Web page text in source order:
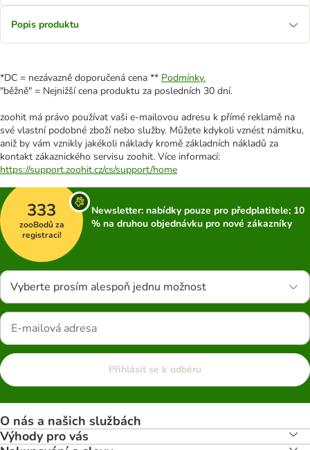
Popis produktu
*DC = nezávazně doporučená cena ** Podmínky.
"běžně" = Nejnižší cena produktu za posledních 30 dní.
zoohit má právo používat vaši e-mailovou adresu k přímé reklamě na
své vlastní podobné zboží nebo služby. Můžete kdykoli vznést námitku,
aniž by vám vznikly jakékoli náklady kromě základních nákladů za
kontakt zákaznického servisu zoohit. Více informací:
https://support.zoohit.cz/cs/support/home
333
zooBodů za
registraci!
Newsletter: nabídky pouze pro předplatitele; 10
% na druhou objednávku pro nové zákazníky
Vyberte prosím alespoň jednu možnost
Přihlásit se k odběru
O nás a našich službách
Výhody pro vás